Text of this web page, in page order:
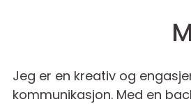
Jeg er en kreativ og
kommunikasjon. Med en